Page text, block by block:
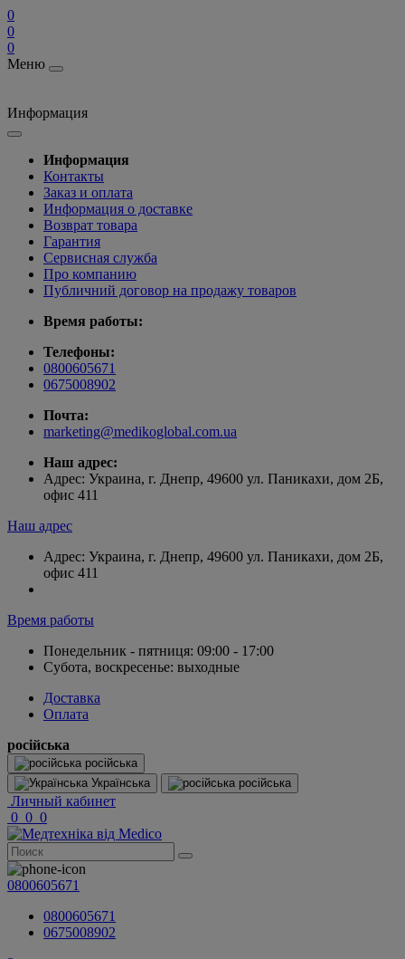
0
0
0
Меню
Информация
Информация
Контакты
Заказ и оплата
Информация о доставке
Возврат товара
Гарантия
Сервисная служба
Про компанию
Публичний договор на продажу товаров
Время работы:
Телефоны:
0800605671
0675008902
Почта:
marketing@medikoglobal.com.ua
Наш адрес:
Адрес: Украина, г. Днепр, 49600 ул. Паникахи, дом 2Б,
офис 411
Наш адрес
Адрес: Украина, г. Днепр, 49600 ул. Паникахи, дом 2Б,
офис 411
Время работы
Понедельник - пятниця: 09:00 - 17:00
Субота, воскресенье: выходные
Доставка
Оплата
російська
російська
Українська
російська
Личный кабинет
0 0 0
0800605671
0800605671
0675008902